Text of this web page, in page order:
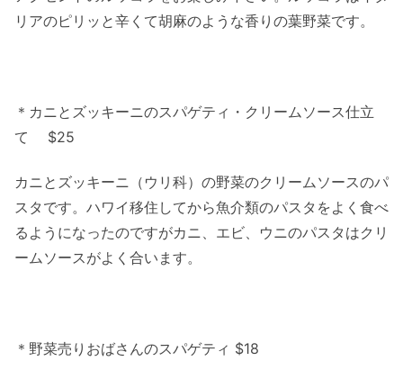
リアのピリッと辛くて胡麻のような香りの葉野菜です。
＊カニとズッキーニのスパゲティ・クリームソース仕立
て $25
カニとズッキーニ（ウリ科）の野菜のクリームソースのパ
スタです。ハワイ移住してから魚介類のパスタをよく食べ
るようになったのですがカニ、エビ、ウニのパスタはクリ
ームソースがよく合います。
＊野菜売りおばさんのスパゲティ $18